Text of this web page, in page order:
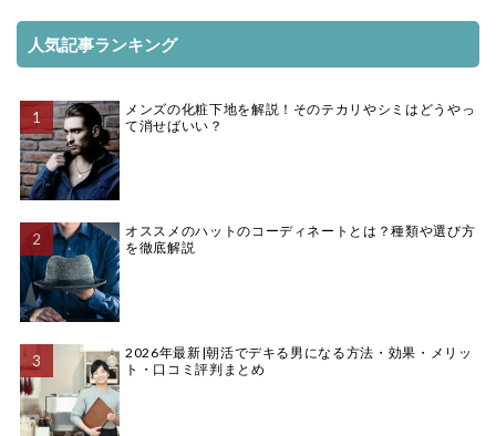
人気記事ランキング
メンズの化粧下地を解説！そのテカリやシミはどうやっ
て消せばいい？
オススメのハットのコーディネートとは？種類や選び方
を徹底解説
2026年最新|朝活でデキる男になる方法・効果・メリッ
ト・口コミ評判まとめ